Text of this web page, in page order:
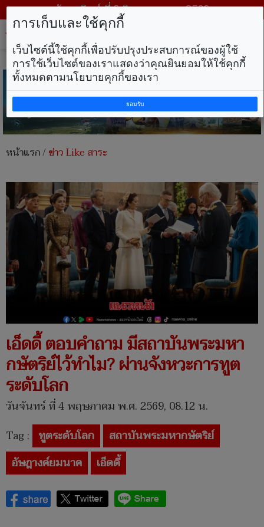
วันอาทิตย์ ที่ 9 สิงหาคม พ.ศ. 2569
หน้าแรก/ข่าว Like สาระ
เอ็ดดี้ ตอบคำถาม มีสถาบันพระมหา
กษัตริย์ไว้ทำไม? ผ่านจังหวะการทูต
ระดับโลก
วันจันทร์ ที่ 4 พฤษภาคม พ.ศ. 2569, 08.12 น.
Tag : ทูตระดับโลก
สถาบันพระมหากษัตริย์
อัษฎางค์ยมนาค
เอ็ดดี้
การเก็บและใช้คุกกี้
เว็บไซต์นี้ใช้คุกกี้เพื่อปรับปรุงประสบการณ์ของผู้ใช้
การใช้เว็บไซต์ของเราแสดงว่าคุณยินยอมให้ใช้คุกกี้
ทั้งหมดตามนโยบายคุกกี้ของเรา
ยอมรับ